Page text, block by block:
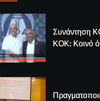
Συνάντηση
ΚΟΚ: Κοινό